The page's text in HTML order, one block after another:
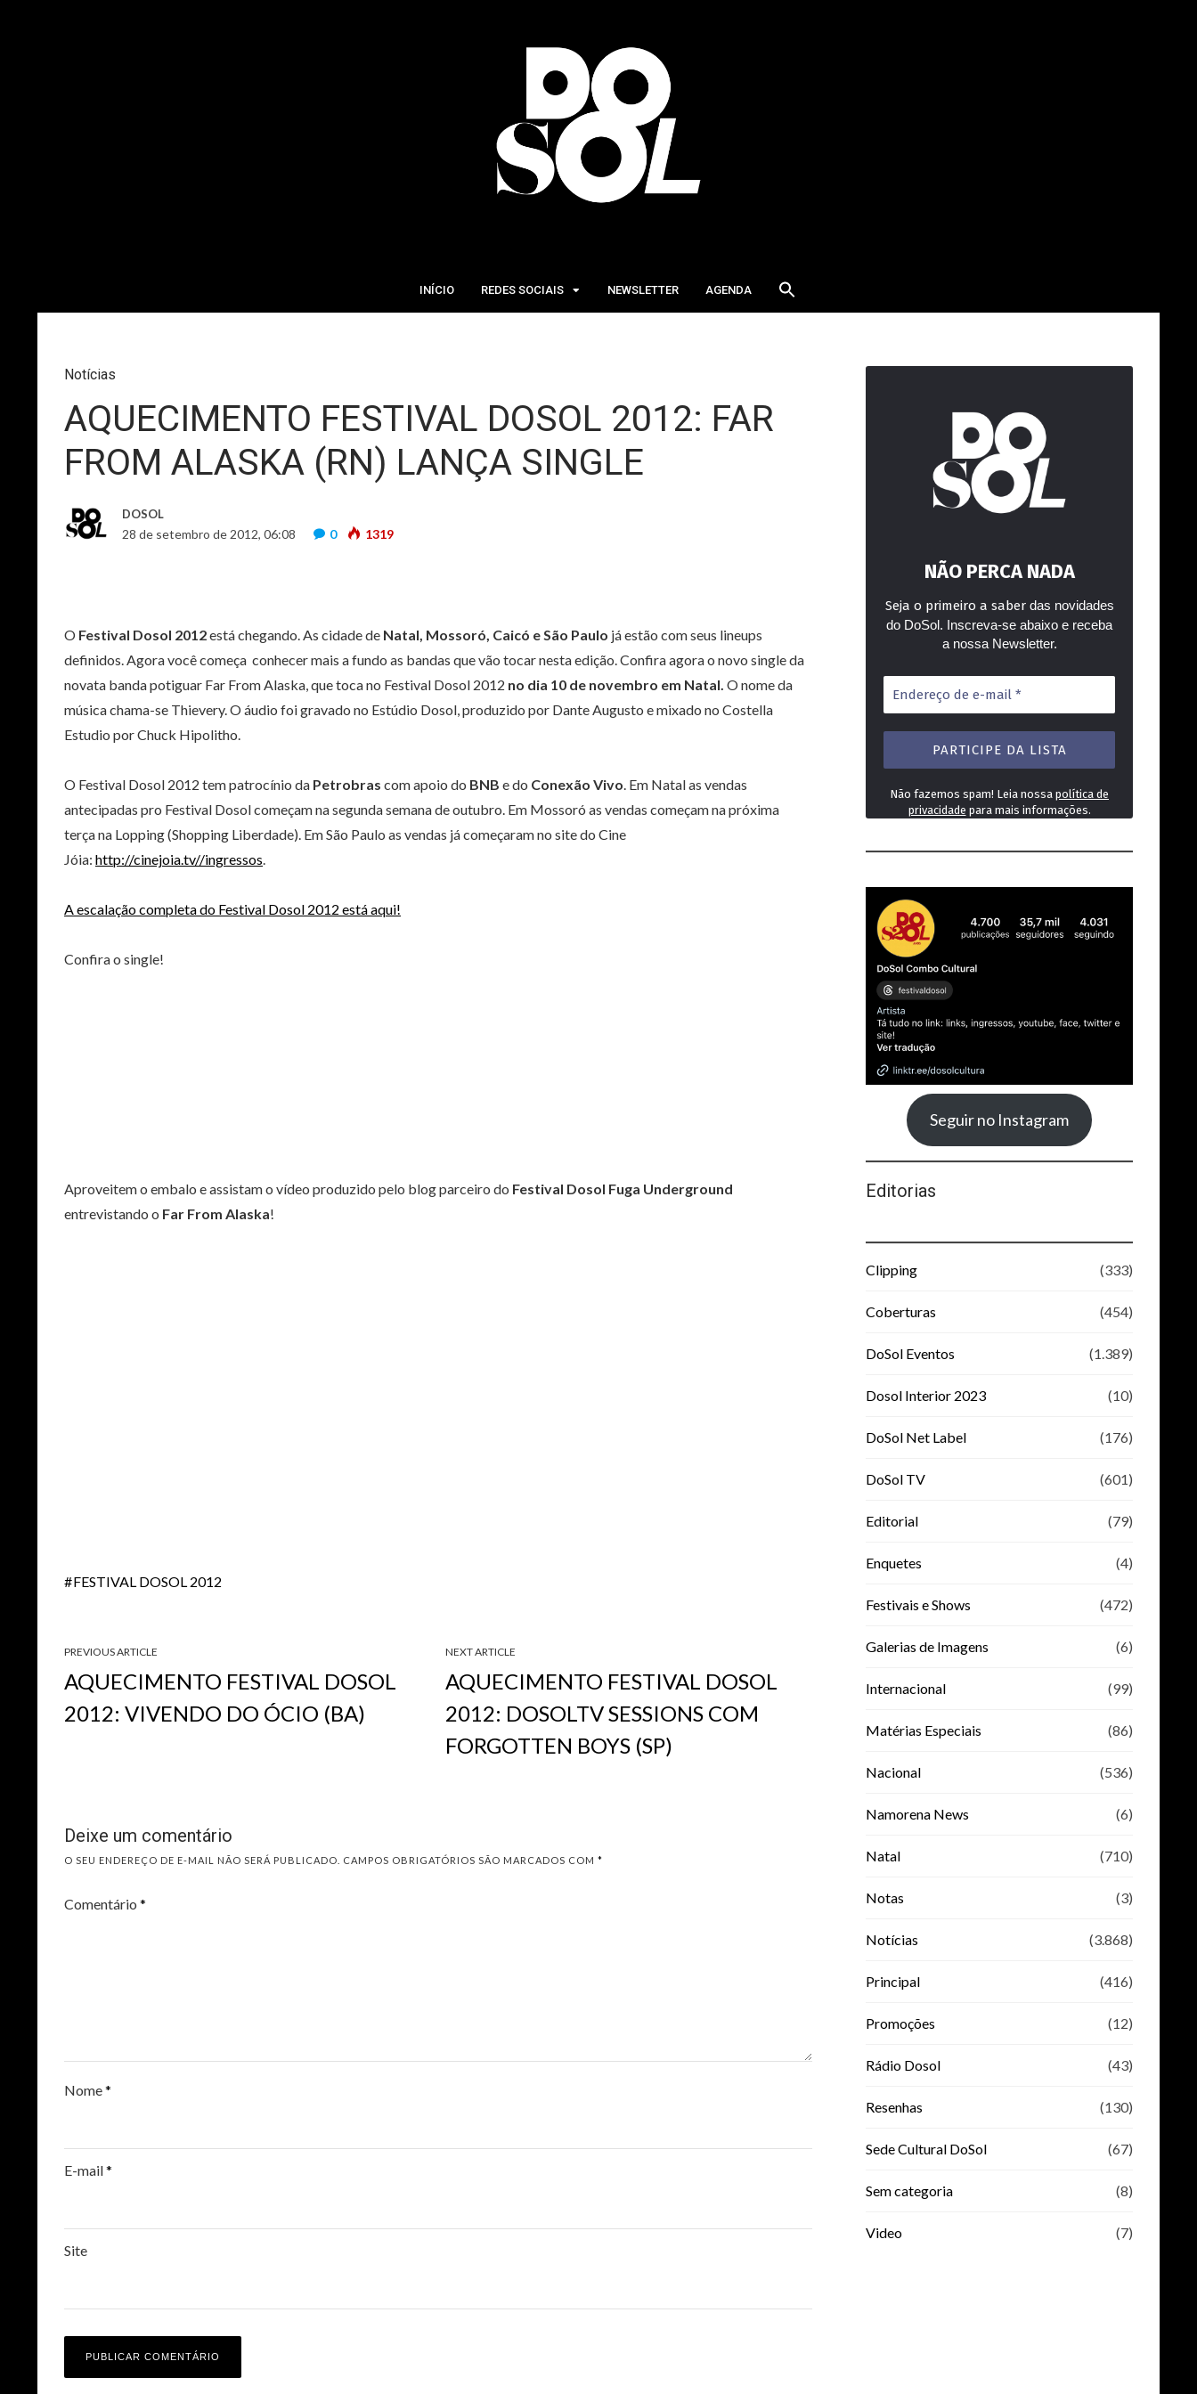
INÍCIO REDES SOCIAIS NEWSLETTER AGENDA
Notícias
AQUECIMENTO FESTIVAL DOSOL 2012: FAR
FROM ALASKA (RN) LANÇA SINGLE
DOSOL
28 de setembro de 2012, 06:08 0 1319
O Festival Dosol 2012está chegando. As cidade de Natal, Mossoró, Caicó e São Paulo já estão com seus lineups
definidos. Agora você começa conhecer mais a fundo as bandas que vão tocar nesta edição. Confira agora o novo single da
novata banda potiguar Far From Alaska, que toca no Festival Dosol 2012 no dia 10 de novembro em Natal. O nome da
música chama-se Thievery. O áudio foi gravado no Estúdio Dosol, produzido por Dante Augusto e mixado no Costella
Estudio por Chuck Hipolitho.
O Festival Dosol 2012 tem patrocínio da Petrobras com apoio do BNB e do Conexão Vivo. Em Natal as vendas
antecipadas pro Festival Dosol começam na segunda semana de outubro. Em Mossoró as vendas começam na próxima
terça na Lopping (Shopping Liberdade). Em São Paulo as vendas já começaram no site do Cine
Jóia: http://cinejoia.tv//ingressos.
A escalação completa do Festival Dosol 2012 está aqui!
Confira o single!
Aproveitem o embalo e assistam o vídeo produzido pelo blog parceiro do Festival Dosol Fuga Underground
entrevistando o Far From Alaska!
FESTIVAL DOSOL 2012
PREVIOUS ARTICLE
AQUECIMENTO FESTIVAL DOSOL
2012: VIVENDO DO ÓCIO (BA)
NEXT ARTICLE
AQUECIMENTO FESTIVAL DOSOL
2012: DOSOLTV SESSIONS COM
FORGOTTEN BOYS (SP)
Deixe um comentário
O SEU ENDEREÇO DE E-MAIL NÃO SERÁ PUBLICADO. CAMPOS OBRIGATÓRIOS SÃO MARCADOS COM *
Comentário *
Nome*
E-mail*
Site
NÃO PERCA NADA
Seja o primeiro a saberdas novidades
do DoSol. Inscreva-se abaixo e receba
a nossa Newsletter.
Endereço
de
e-
mail
Não fazemos spam! Leia nossa política de
privacidade para mais informações.
Seguir no Instagram
Editorias
Clipping (333)
Coberturas (454)
DoSol Eventos (1.389)
Dosol Interior 2023 (10)
DoSol Net Label (176)
DoSol TV (601)
Editorial (79)
Enquetes (4)
Festivais e Shows (472)
Galerias de Imagens (6)
Internacional (99)
Matérias Especiais (86)
Nacional (536)
Namorena News (6)
Natal (710)
Notas (3)
Notícias (3.868)
Principal (416)
Promoções (12)
Rádio Dosol (43)
Resenhas (130)
Sede Cultural DoSol (67)
Sem categoria (8)
Video (7)